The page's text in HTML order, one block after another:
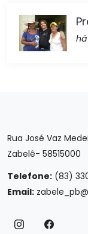
há
Rua José Vaz
Zabelê- 58515000
Telefone: (83)
Email: